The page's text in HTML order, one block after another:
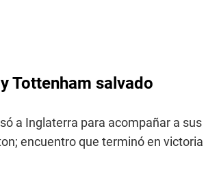
Tottenham salvado
a Inglaterra para acompañar a sus
encuentro que terminó en victoria